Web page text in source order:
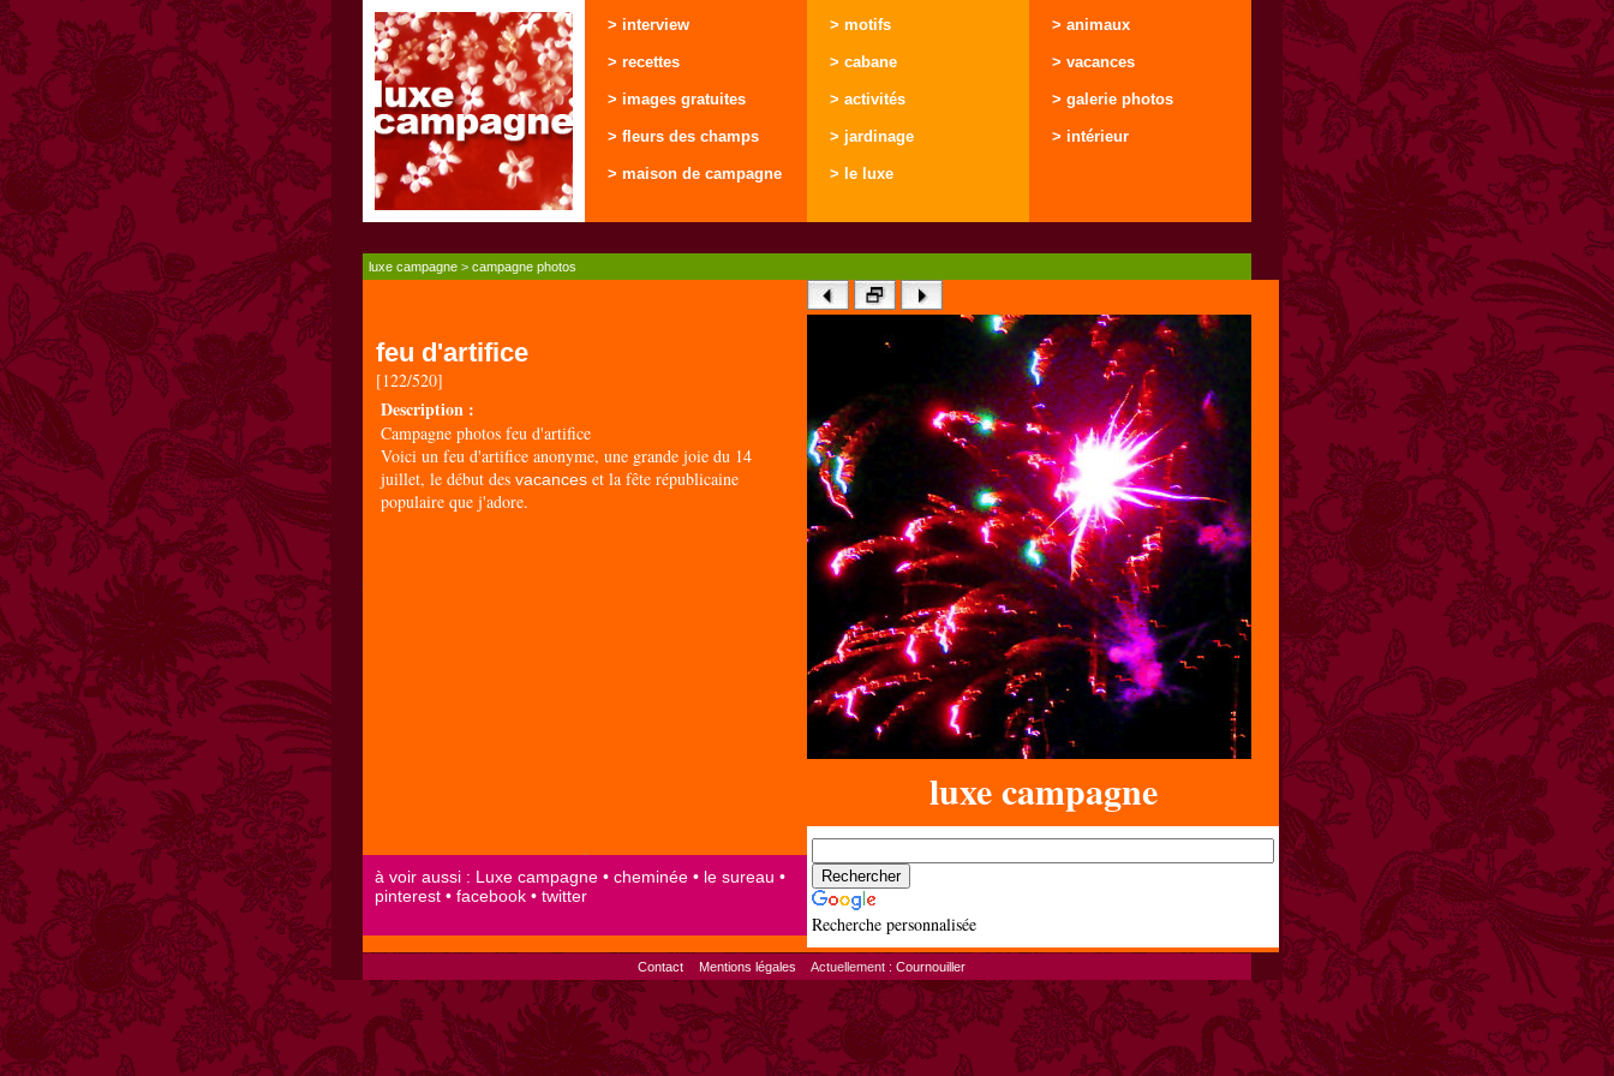
> interview
> recettes
> images gratuites
> fleurs des champs
> maison de campagne
> motifs
> cabane
> activités
> jardinage
> le luxe
> animaux
> vacances
> galerie photos
> intérieur
luxe campagne > campagne photos
feu d'artifice
[122/520]
Description :
Campagne photos feu d'artifice
Voici un feu d'artifice anonyme, une grande joie du 14
juillet, le début des vacances et la fête républicaine
populaire que j'adore.
luxe campagne
Recherche personnalisée
Contact Mentions légales Actuellement : Cournouiller